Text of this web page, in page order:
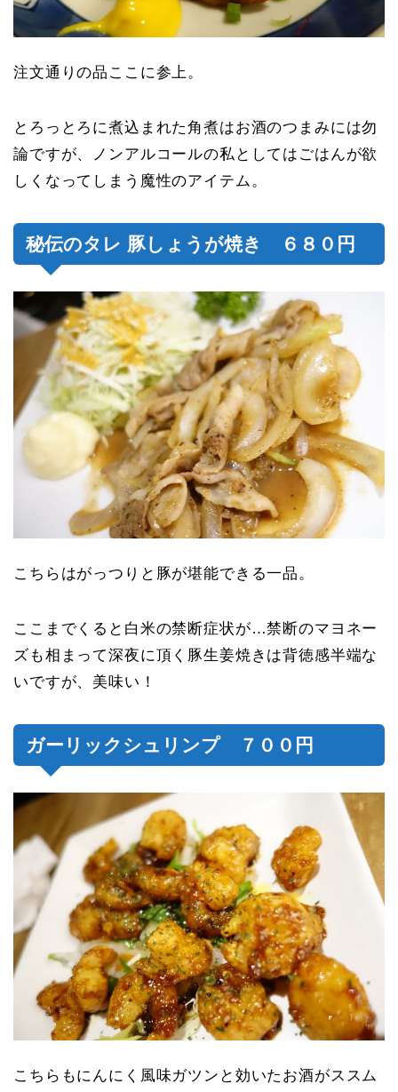
注文通りの品ここに参上。
とろっとろに煮込まれた角煮はお酒のつまみには勿
論ですが、ノンアルコールの私としてはごはんが欲
しくなってしまう魔性のアイテム。
秘伝のタレ 豚しょうが焼き ６８０円
こちらはがっつりと豚が堪能できる一品。
ここまでくると白米の禁断症状が…禁断のマヨネー
ズも相まって深夜に頂く豚生姜焼きは背徳感半端な
いですが、美味い！
ガーリックシュリンプ ７００円
こちらもにんにく風味ガツンと効いたお酒がススム